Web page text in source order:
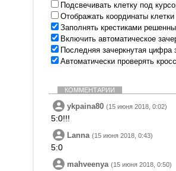
Подсвечивать клетку под
Отображать координаты
Заполнять крестиками
Включить автоматическое
Последняя зачеркнутая цифра
Автоматически проверять
КОММЕНТАРИИ
ykpaina80 (15 июня 2018, 0:02)
5:0!!!
Lanna (15 июня 2018, 0:43)
5:0
mahveenya (15 июня 2018, 0:50)